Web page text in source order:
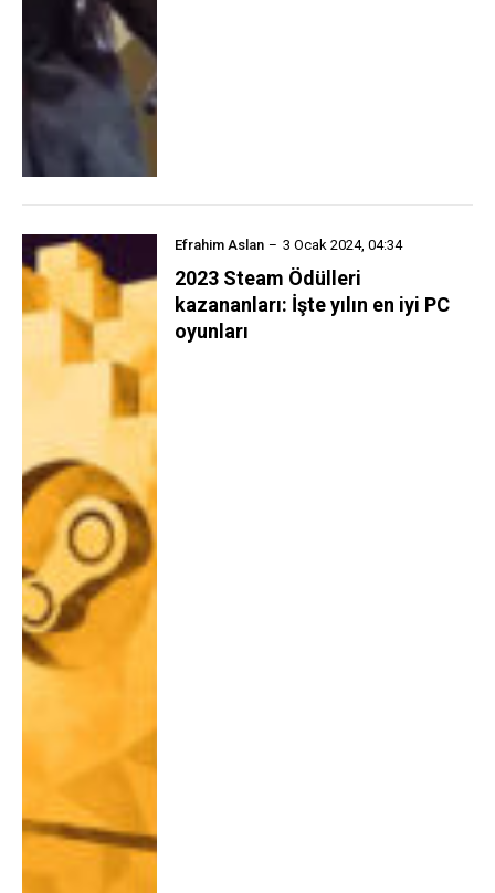
Efrahim Aslan 3 Ocak 2024, 04:34
2023 Steam Ödülleri
kazananları: İşte yılın en iyi PC
oyunları